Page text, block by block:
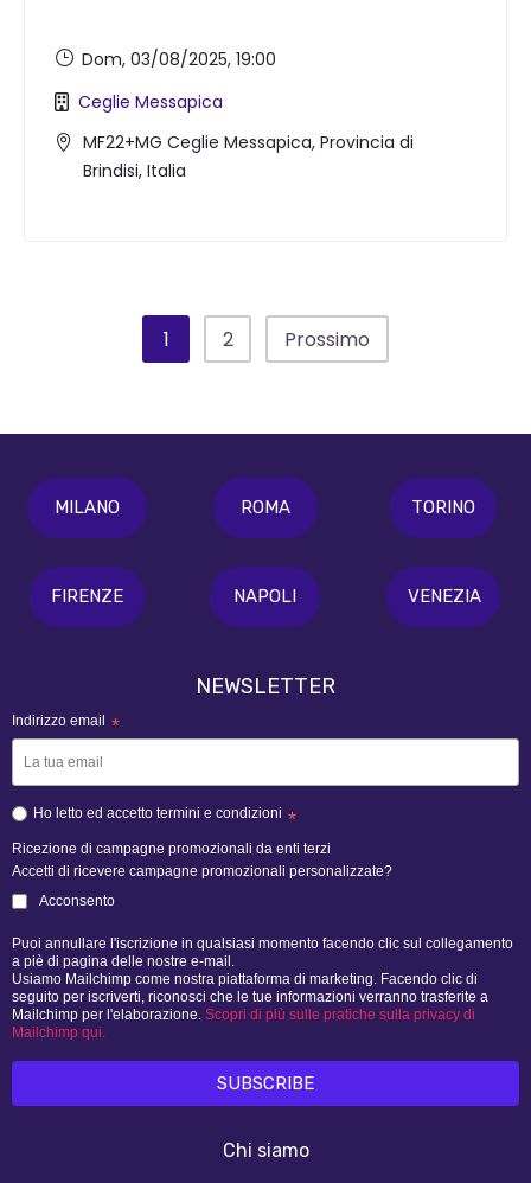
MF22+MG Ceglie Messapica, Provincia di
Brindisi, Italia
Ceglie Messapica
Dom, 03/08/2025, 19:00
1 2 Prossimo
MILANO ROMA TORINO
FIRENZE NAPOLI VENEZIA
NEWSLETTER
Indirizzo email *
Ho letto ed accetto termini e condizioni *
Ricezione di campagne promozionali da enti terzi
Accetti di ricevere campagne promozionali personalizzate?
Acconsento
Puoi annullare l'iscrizione in qualsiasi momento facendo clic sul collegamento
a piè di pagina delle nostre e-mail.
Usiamo Mailchimp come nostra piattaforma di marketing. Facendo clic di
seguito per iscriverti, riconosci che le tue informazioni verranno trasferite a
Mailchimp per l'elaborazione. Scopri di più sulle pratiche sulla privacy di
Mailchimp qui.
Chi siamo